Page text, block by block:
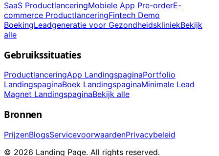
SaaS ProductlanceringMobiele App Pre-orderE-
commerce ProductlanceringFintech Demo
BoekingLeadgeneratie voor GezondheidskliniekBekijk
alle
Gebruikssituaties
ProductlanceringApp LandingspaginaPortfolio
LandingspaginaBoek LandingspaginaMinimale Lead
Magnet LandingspaginaBekijk alle
Bronnen
PrijzenBlogsServicevoorwaardenPrivacybeleid
© 2026 Landing Page. All rights reserved.